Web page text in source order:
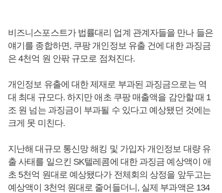
비즈니스포스트가 법률대리 업계 관계자들을 만나 들은
얘기를 종합하면, 쿠팡 개인정보 유출 건에 대한 과징금
은 4천억 원 안팎 규모로 점쳐진다.
개인정보 유출에 대한 제재로 부과된 과징금으로는 역
대 최대 규모다. 하지만 애초 쿠팡 매출액을 감안할 때 1
조 원 넘는 과징금이 부과될 수 있다고 예상됐던 것에는
크게 못 미친다.
지난해 대규모 통신망 해킹 및 가입자 개인정보 대량 유
출 사태를 일으킨 SK텔레콤에 대한 과징금 예상액이 애
초 5천억 원대로 예상됐다가 전체회의 상정을 앞두고는
예상액이 3천억 원대로 줄어들더니, 실제 부과액은 134